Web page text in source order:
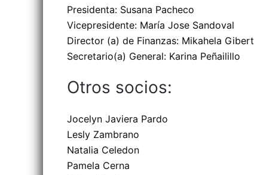
Presidenta: Susana Pacheco
Vicepresidente: María Jose Sandoval
Director (a) de Finanzas: Mikahela Gibert
Secretario(a) General: Karina Peñailillo
Otros socios:
Jocelyn Javiera Pardo
Lesly Zambrano
Natalia Celedon
Pamela Cerna